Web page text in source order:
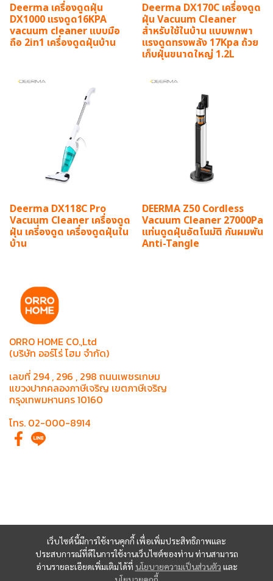
Deerma เครื่องดูดฝุ่น
DX1000 แรงดูด16KPA
vacuum cleaner แบบมือ
ถือ 2in1 เครื่องดูดฝุ่นบ้าน
Deerma DX170C เครื่องดูด
ฝุ่น Vacuum Cleaner
สำหรับใช้ในบ้าน แบบพกพา
แรงดูดทรงพลัง 17Kpa ถ้วย
เก็บฝุ่นขนาดใหญ่ 1.2L
Deerma DX118C Pro
Vacuum Cleaner เครื่องดูด
ฝุ่น เครี่องดูด เครื่องดูดฝุ่นใน
บ้าน
DEERMA Z50 Cordless
Vacuum Cleaner 27000Pa
แท่นดูดฝุ่นอัตโนมัติ กันผมพัน
Anti-Tangle
เว็บไซต์นี้มีการใช้งานคุกกี้ เพื่อเพิ่มประสิทธิภาพและ
ประสบการณ์ที่ดีในการใช้งานเว็บไซต์ของท่าน ท่านสามารถ
อ่านรายละเอียดเพิ่มเติมได้ที่ นโยบายความเป็นส่วนตัว และ
ORRO HOME CO.,Ltd
(บริษัท ออร์โร่ โฮม จำกัด)
เลขที่ 294 , 296 , 298 ถนนเพชรเกษม
แขวงปากคลองภาษีเจริญ เขตภาษีเจริญ
กรุงเทพมหานคร 10160
โทร. 02-000-8914